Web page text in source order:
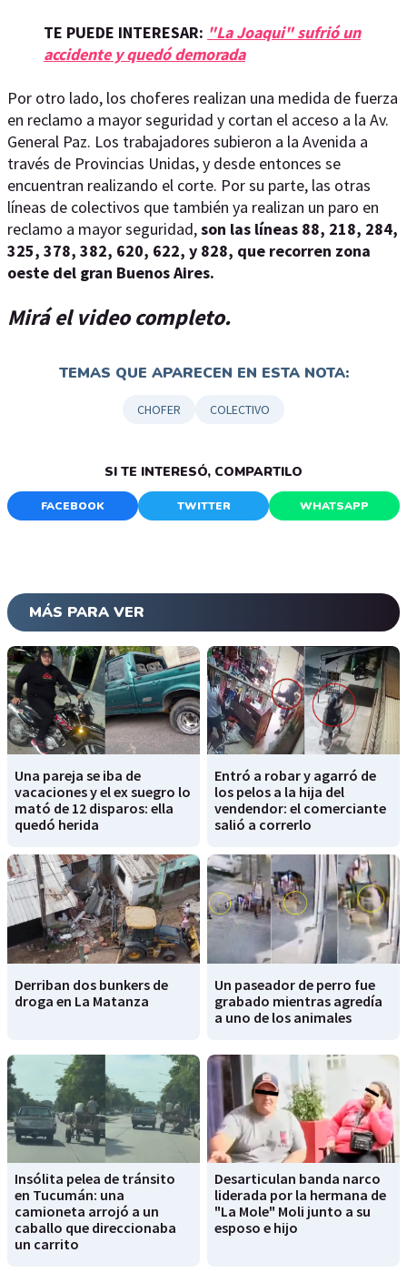
TE PUEDE INTERESAR: "La Joaqui" sufrió un
accidente y quedó demorada
Por otro lado, los choferes realizan una medida de fuerza
en reclamo a mayor seguridad y cortan el acceso a la Av.
General Paz. Los trabajadores subieron a la Avenida a
través de Provincias Unidas, y desde entonces se
encuentran realizando el corte. Por su parte, las otras
líneas de colectivos que también ya realizan un paro en
reclamo a mayor seguridad,son las líneas 88, 218, 284,
325, 378, 382, 620, 622, y 828, que recorren zona
oeste del gran Buenos Aires.
Mirá el video completo.
TEMAS QUE APARECEN EN ESTA NOTA:
CHOFER COLECTIVO
SI TE INTERESÓ, COMPARTILO
FACEBOOK TWITTER WHATSAPP
MÁS PARA VER
Una pareja se iba de
vacaciones y el ex suegro lo
mató de 12 disparos: ella
quedó herida
Entró a robar y agarró de
los pelos a la hija del
vendendor: el comerciante
salió a correrlo
Derriban dos bunkers de
droga en La Matanza
Un paseador de perro fue
grabado mientras agredía
a uno de los animales
Insólita pelea de tránsito
en Tucumán: una
camioneta arrojó a un
caballo que direccionaba
un carrito
Desarticulan banda narco
liderada por la hermana de
"La Mole" Moli junto a su
esposo e hijo